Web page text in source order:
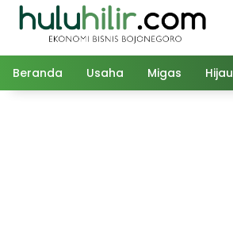
Langsung
Beranda Usaha Migas Hijau